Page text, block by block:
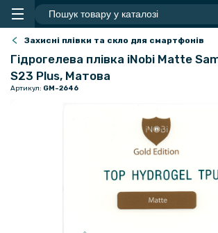
Захисні плівки та скло для смартфонів
Гідрогелева плівка iNobi Matte
S23 Plus, Матова
Артикул: GM-2646